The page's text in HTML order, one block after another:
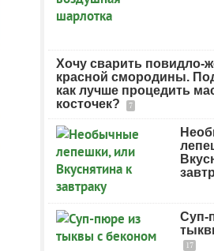
Хочу сварить повидло-
красной смородины.
как лучше процедить
косточек?
7
Суп-
17